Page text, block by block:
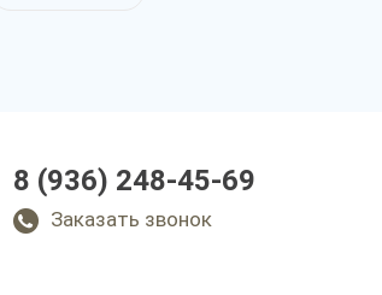
8 (936) 248-45-69
Заказать звонок